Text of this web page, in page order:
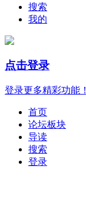
搜索
我的
点击登录
登录更多精彩功能！
首页
论坛板块
导读
搜索
登录